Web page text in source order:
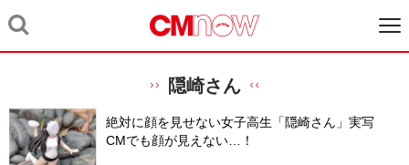
隠崎さん
絶対に顔を見せない女子高生「隠崎さん」実写
CMでも顔が見えない…！